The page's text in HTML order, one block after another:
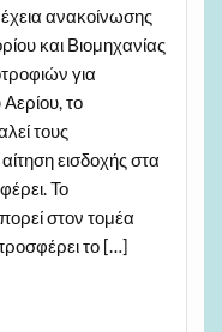
ανακοίνωσης
και Βιομηχανίας
για
το
τους
εισδοχής στα
Το
στον τομέα
το […]